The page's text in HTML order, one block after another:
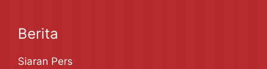
Berita
Siaran Pers